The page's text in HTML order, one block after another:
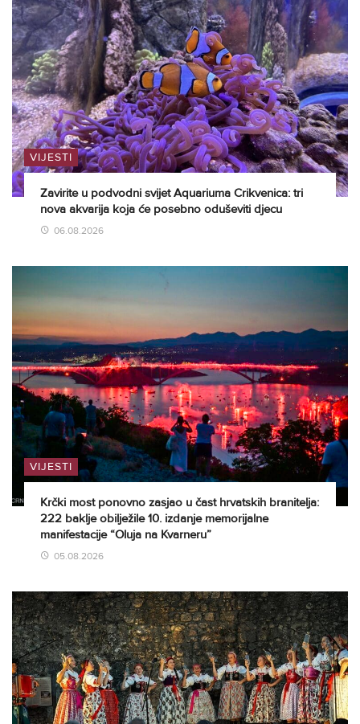
VIJESTI
Zavirite u podvodni svijet Aquariuma Crikvenica: tri
nova akvarija koja će posebno oduševiti djecu
06.08.2026
VIJESTI
Krčki most ponovno zasjao u čast hrvatskih branitelja:
222 baklje obilježile 10. izdanje memorijalne
manifestacije “Oluja na Kvarneru”
05.08.2026